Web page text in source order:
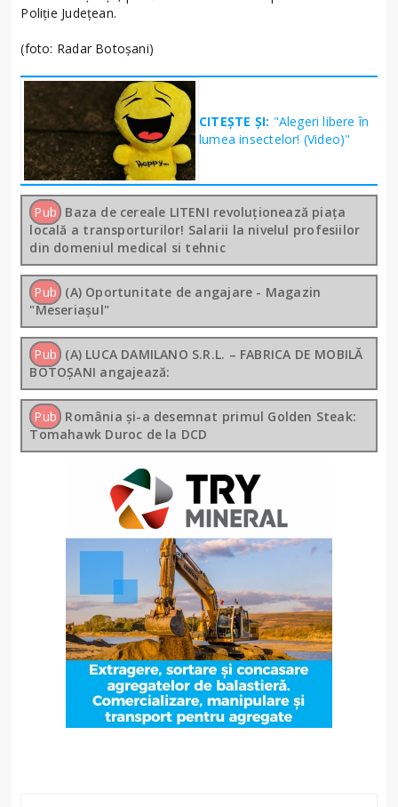
Poliție Județean.
(foto: Radar Botoșani)
CITEȘTE ȘI: "Alegeri libere în
lumea insectelor! (Video)"
Pub Baza de cereale LITENI revoluționează piața
locală a transporturilor! Salarii la nivelul profesiilor
din domeniul medical si tehnic
Pub (A) Oportunitate de angajare - Magazin
"Meseriașul"
Pub (A) LUCA DAMILANO S.R.L. – FABRICA DE MOBILĂ
BOTOȘANI angajează:
Pub România și-a desemnat primul Golden Steak:
Tomahawk Duroc de la DCD